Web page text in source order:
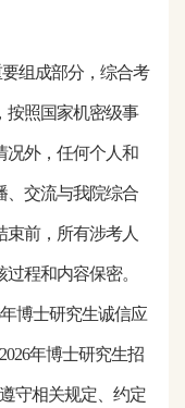
组成部分，综合考
按照国家机密级事
况外，任何个人和
、交流与我院综合
前，所有涉考人
程和内容保密。
年博士研究生诚信应
2026年博士研究生招
守相关规定、约定